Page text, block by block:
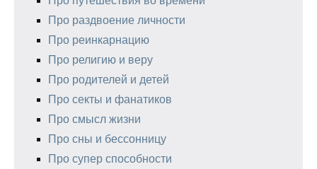
Про раздвоение личности
Про реинкарнацию
Про религию и веру
Про родителей и детей
Про секты и фанатиков
Про смысл жизни
Про сны и бессонницу
Про супер способности